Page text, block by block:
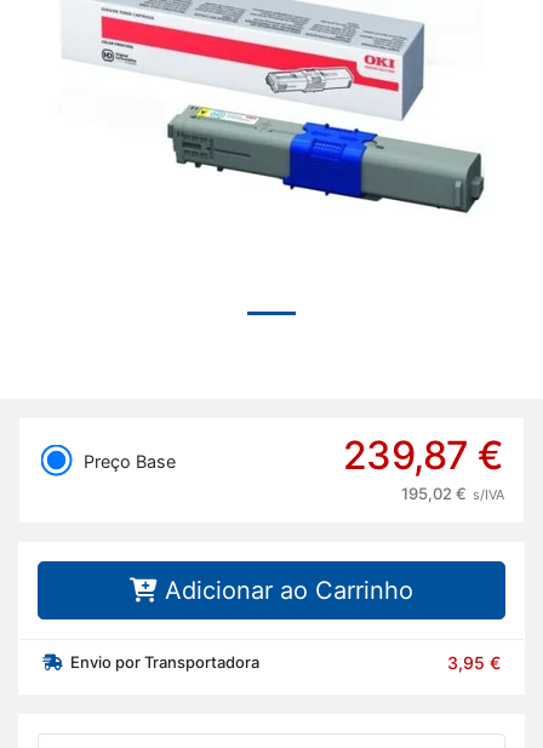
Preço Base 239,87 €
195,02 € s/IVA
Adicionar ao Carrinho
Envio por Transportadora 3,95 €